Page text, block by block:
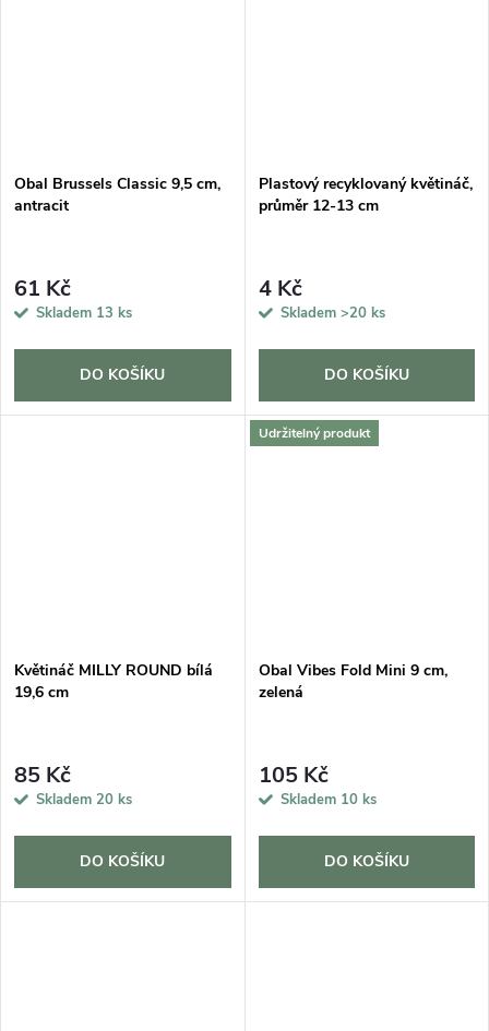
Obal Brussels Classic 9,5 cm,
antracit
61 Kč
Skladem 13 ks
DO KOŠÍKU
Plastový recyklovaný květináč,
průměr 12-13 cm
4 Kč
Skladem >20 ks
DO KOŠÍKU
Květináč MILLY ROUND bílá
19,6 cm
85 Kč
Skladem 20 ks
DO KOŠÍKU
Udržitelný produkt
Obal Vibes Fold Mini 9 cm,
zelená
105 Kč
Skladem 10 ks
DO KOŠÍKU